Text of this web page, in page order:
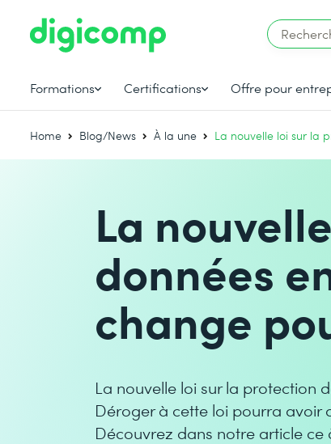
Formations Certifications Offre pour
Home Blog/News À la une La nouvelle loi sur la
La
données
change
La nouvelle loi sur la protection
Déroger à cette loi pourra avoir
Découvrez dans notre article